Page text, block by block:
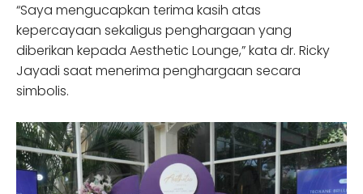
“Saya mengucapkan terima kasih atas
kepercayaan sekaligus penghargaan yang
diberikan kepada Aesthetic Lounge,” kata dr. Ricky
Jayadi saat menerima penghargaan secara
simbolis.